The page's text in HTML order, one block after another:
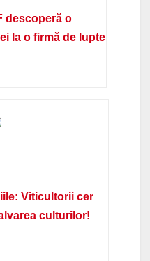
descoperă o
la o firmă de lupte
Viticultorii cer
culturilor!